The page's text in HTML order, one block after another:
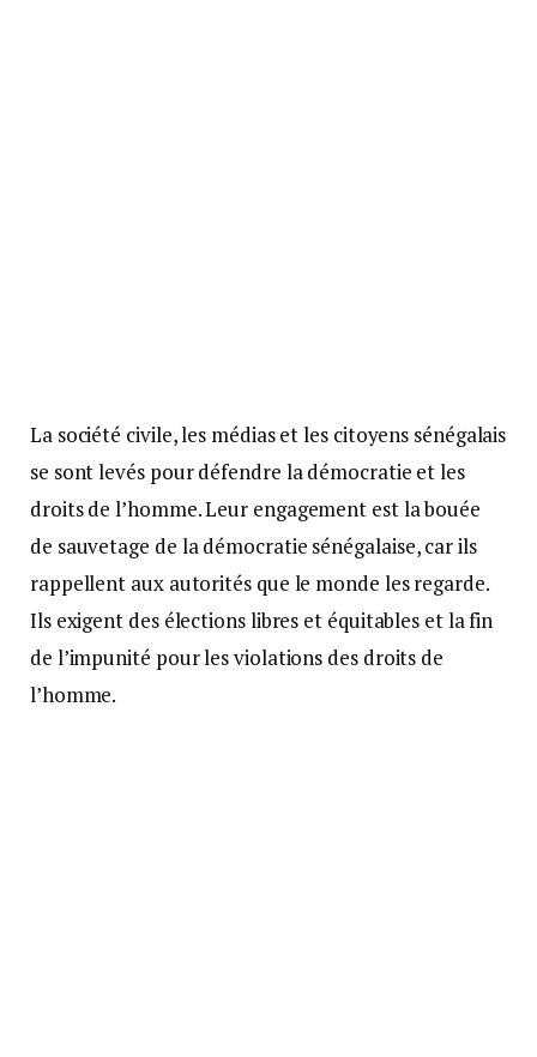
La société civile, les médias et les citoyens sénégalais
se sont levés pour défendre la démocratie et les
droits de l’homme. Leur engagement est la bouée
de sauvetage de la démocratie sénégalaise, car ils
rappellent aux autorités que le monde les regarde.
Ils exigent des élections libres et équitables et la fin
de l’impunité pour les violations des droits de
l’homme.